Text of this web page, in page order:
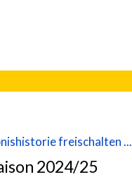
freischalten ...
2024/25